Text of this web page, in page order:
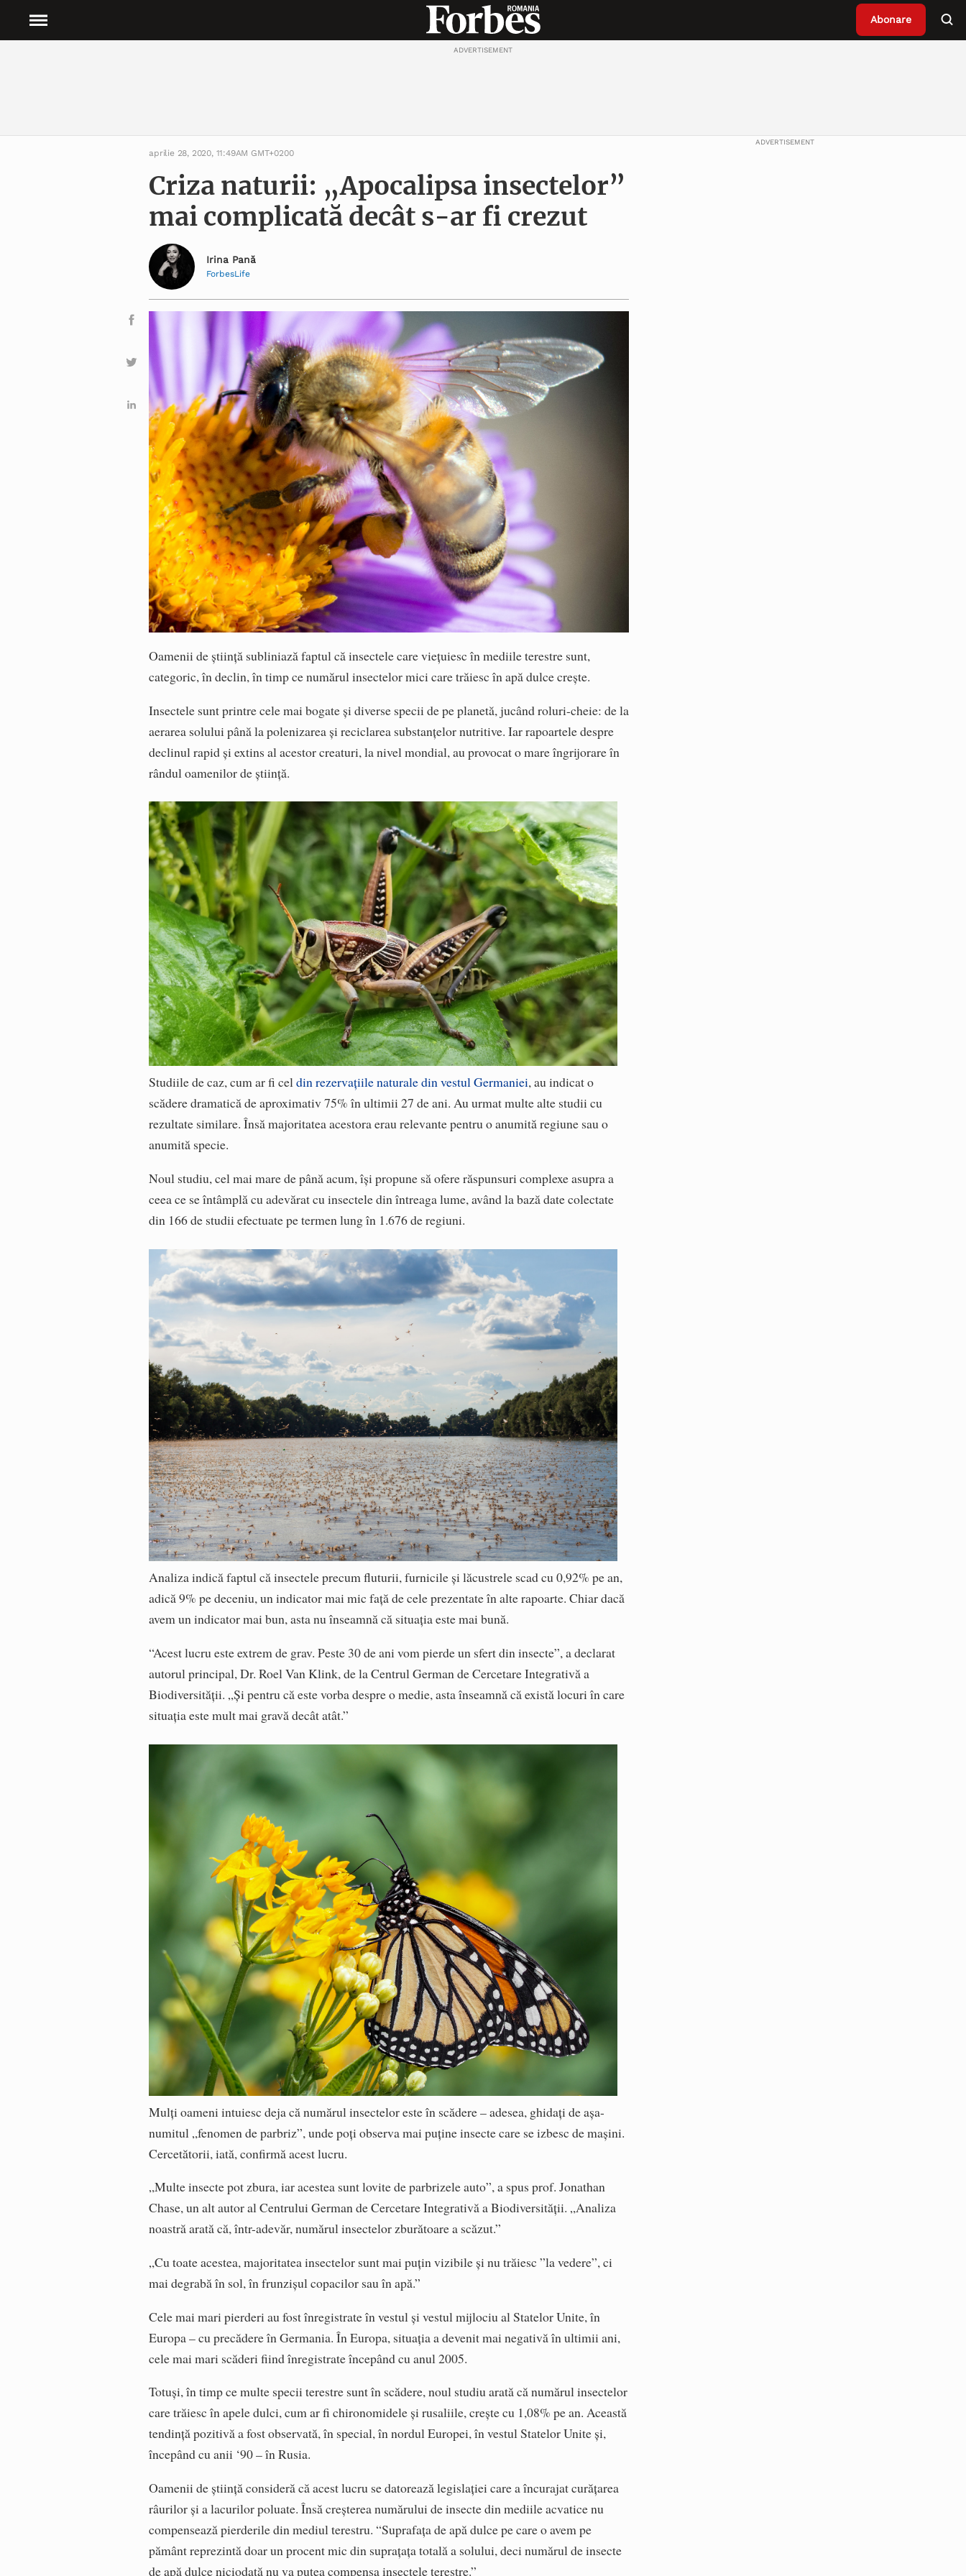
Abonare
ADVERTISEMENT
aprilie 28, 2020, 11:49AM GMT+0200
Criza naturii: „Apocalipsa insectelor”
mai complicată decât s-ar fi crezut
Irina Pană
ForbesLife
Oamenii de știință subliniază faptul că insectele care viețuiesc în mediile terestre sunt,
categoric, în declin, în timp ce numărul insectelor mici care trăiesc în apă dulce crește.
Insectele sunt printre cele mai bogate și diverse specii de pe planetă, jucând roluri-cheie: de la
aerarea solului până la polenizarea și reciclarea substanțelor nutritive. Iar rapoartele despre
declinul rapid și extins al acestor creaturi, la nivel mondial, au provocat o mare îngrijorare în
rândul oamenilor de știință.
Studiile de caz, cum ar fi celdin rezervațiile naturale din vestul Germaniei, au indicat o
scădere dramatică de aproximativ 75% în ultimii 27 de ani. Au urmat multe alte studii cu
rezultate similare. Însă majoritatea acestora erau relevante pentru o anumită regiune sau o
anumită specie.
Noul studiu, cel mai mare de până acum, își propune să ofere răspunsuri complexe asupra a
ceea ce se întâmplă cu adevărat cu insectele din întreaga lume, având la bază date colectate
din 166 de studii efectuate pe termen lung în 1.676 de regiuni.
Analiza indică faptul că insectele precum fluturii, furnicile și lăcustrele scad cu 0,92% pe an,
adică 9% pe deceniu, un indicator mai mic față de cele prezentate în alte rapoarte. Chiar dacă
avem un indicator mai bun, asta nu înseamnă că situația este mai bună.
“Acest lucru este extrem de grav. Peste 30 de ani vom pierde un sfert din insecte”, a declarat
autorul principal, Dr. Roel Van Klink, de la Centrul German de Cercetare Integrativă a
Biodiversității. „Și pentru că este vorba despre o medie, asta înseamnă că există locuri în care
situația este mult mai gravă decât atât.”
Mulți oameni intuiesc deja că numărul insectelor este în scădere – adesea, ghidați de așa-
numitul „fenomen de parbriz”, unde poți observa mai puține insecte care se izbesc de mașini.
Cercetătorii, iată, confirmă acest lucru.
„Multe insecte pot zbura, iar acestea sunt lovite de parbrizele auto”, a spus prof. Jonathan
Chase, un alt autor al Centrului German de Cercetare Integrativă a Biodiversității. „Analiza
noastră arată că, într-adevăr, numărul insectelor zburătoare a scăzut.”
„Cu toate acestea, majoritatea insectelor sunt mai puțin vizibile și nu trăiesc ”la vedere”, ci
mai degrabă în sol, în frunzișul copacilor sau în apă.”
Cele mai mari pierderi au fost înregistrate în vestul și vestul mijlociu al Statelor Unite, în
Europa – cu precădere în Germania. În Europa, situația a devenit mai negativă în ultimii ani,
cele mai mari scăderi fiind înregistrate începând cu anul 2005.
Totuși, în timp ce multe specii terestre sunt în scădere, noul studiu arată că numărul insectelor
care trăiesc în apele dulci, cum ar fi chironomidele și rusaliile, crește cu 1,08% pe an. Această
tendință pozitivă a fost observată, în special, în nordul Europei, în vestul Statelor Unite și,
începând cu anii ‘90 – în Rusia.
Oamenii de știință consideră că acest lucru se datorează legislației care a încurajat curățarea
râurilor și a lacurilor poluate. Însă creșterea numărului de insecte din mediile acvatice nu
compensează pierderile din mediul terestru. “Suprafața de apă dulce pe care o avem pe
pământ reprezintă doar un procent mic din suprațața totală a solului, deci numărul de insecte
de apă dulce niciodată nu va putea compensa insectele terestre.”